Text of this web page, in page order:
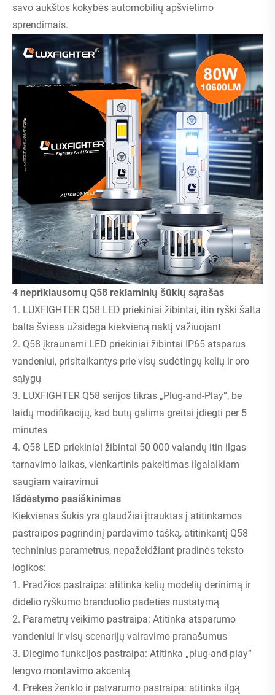
savo aukštos kokybės automobilių apšvietimo
sprendimais.
4 nepriklausomų Q58 reklaminių šūkių sąrašas
1. LUXFIGHTER Q58 LED priekiniai žibintai, itin ryški šalta
balta šviesa užsidega kiekvieną naktį važiuojant
2. Q58 įkraunami LED priekiniai žibintai IP65 atsparūs
vandeniui, prisitaikantys prie visų sudėtingų kelių ir oro
sąlygų
3. LUXFIGHTER Q58 serijos tikras „Plug-and-Play“, be
laidų modifikacijų, kad būtų galima greitai įdiegti per 5
minutes
4. Q58 LED priekiniai žibintai 50 000 valandų itin ilgas
tarnavimo laikas, vienkartinis pakeitimas ilgalaikiam
saugiam vairavimui
Išdėstymo paaiškinimas
Kiekvienas šūkis yra glaudžiai įtrauktas į atitinkamos
pastraipos pagrindinį pardavimo tašką, atitinkantį Q58
techninius parametrus, nepažeidžiant pradinės teksto
logikos:
1. Pradžios pastraipa: atitinka kelių modelių derinimą ir
didelio ryškumo branduolio padėties nustatymą
2. Parametrų veikimo pastraipa: Atitinka atsparumo
vandeniui ir visų scenarijų vairavimo pranašumus
3. Diegimo funkcijos pastraipa: Atitinka „plug-and-play“
lengvo montavimo akcentą
4. Prekės ženklo ir patvarumo pastraipa: atitinka ilgą